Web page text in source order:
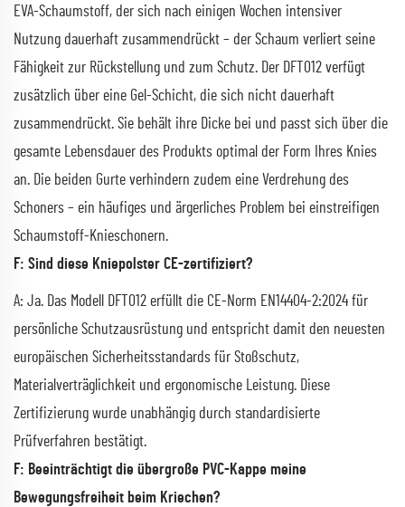
EVA-Schaumstoff, der sich nach einigen Wochen intensiver
Nutzung dauerhaft zusammendrückt – der Schaum verliert seine
Fähigkeit zur Rückstellung und zum Schutz. Der DFT012 verfügt
zusätzlich über eine Gel-Schicht, die sich nicht dauerhaft
zusammendrückt. Sie behält ihre Dicke bei und passt sich über die
gesamte Lebensdauer des Produkts optimal der Form Ihres Knies
an. Die beiden Gurte verhindern zudem eine Verdrehung des
Schoners – ein häufiges und ärgerliches Problem bei einstreifigen
Schaumstoff-Knieschonern.
F: Sind diese Kniepolster CE-zertifiziert?
A: Ja. Das Modell DFT012 erfüllt die CE-Norm EN14404-2:2024 für
persönliche Schutzausrüstung und entspricht damit den neuesten
europäischen Sicherheitsstandards für Stoßschutz,
Materialverträglichkeit und ergonomische Leistung. Diese
Zertifizierung wurde unabhängig durch standardisierte
Prüfverfahren bestätigt.
F: Beeinträchtigt die übergroße PVC-Kappe meine
Bewegungsfreiheit beim Kriechen?